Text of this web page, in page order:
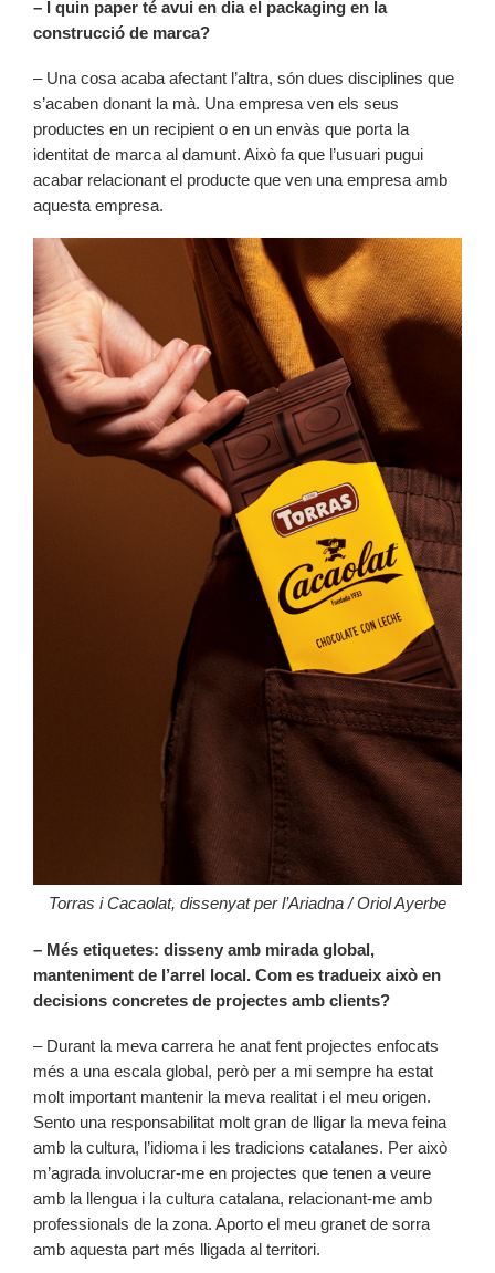
– I quin paper té avui en dia el packaging en la
construcció de marca?
– Una cosa acaba afectant l’altra, són dues disciplines que
s’acaben donant la mà. Una empresa ven els seus
productes en un recipient o en un envàs que porta la
identitat de marca al damunt. Això fa que l’usuari pugui
acabar relacionant el producte que ven una empresa amb
aquesta empresa.
Torras i Cacaolat, dissenyat per l’Ariadna / Oriol Ayerbe
– Més etiquetes: disseny amb mirada global,
manteniment de l’arrel local. Com es tradueix això en
decisions concretes de projectes amb clients?
– Durant la meva carrera he anat fent projectes enfocats
més a una escala global, però per a mi sempre ha estat
molt important mantenir la meva realitat i el meu origen.
Sento una responsabilitat molt gran de lligar la meva feina
amb la cultura, l’idioma i les tradicions catalanes. Per això
m’agrada involucrar-me en projectes que tenen a veure
amb la llengua i la cultura catalana, relacionant-me amb
professionals de la zona. Aporto el meu granet de sorra
amb aquesta part més lligada al territori.